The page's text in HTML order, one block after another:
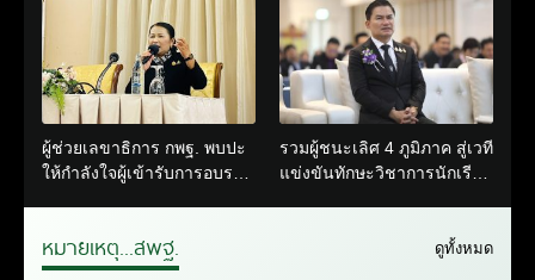
โรงเรียนปลอดภัยทั่วประเทศ
ผู้ช่วยเลขาธิการ กพฐ. พบปะ
ให้กำลังใจผู้เข้ารับการอบรม
อย่างมีประสิทธิภาพ
รวมผู้ชนะเลิศ 4 ภูมิภาค สู่เวที
แข่งขันทักษะวิชาการนักเรียน
หมายเหตุ...สพฐ. ดูทั้งหมด